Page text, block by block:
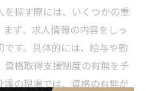
探す際には、いくつかの重
ず、求人情報の内容をしっ
す。具体的には、給与や勤
格取得支援制度の有無をチ
の現場では、資格の有無が